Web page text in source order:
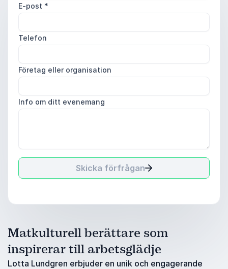
E-post *
Telefon
Företag eller organisation
Info om ditt evenemang
Skicka förfrågan
Matkulturell berättare som
inspirerar till arbetsglädje
Lotta Lundgren erbjuder en unik och engagerande